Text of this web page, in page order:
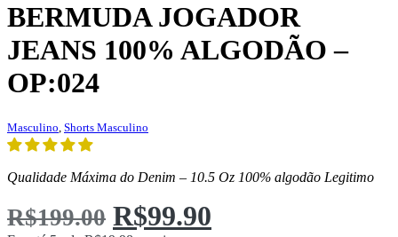
BERMUDA JOGADOR
JEANS 100% ALGODÃO –
OP:024
Masculino Shorts Masculino
Qualidade Máxima do Denim – 10.5 Oz 100% algodão Legitimo
R$199.00 O
R$99.90